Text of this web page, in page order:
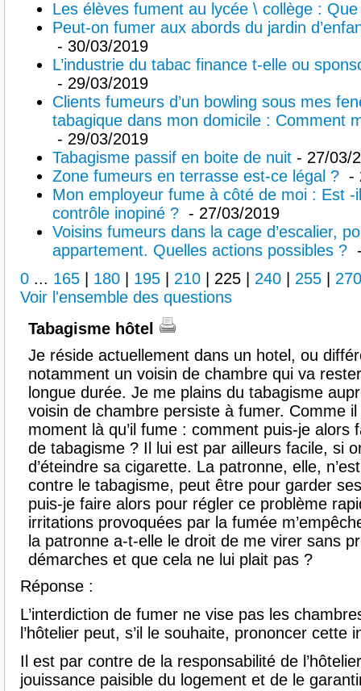
Les élèves fument au lycée \ collège :
Peut-on fumer aux abords du jardin
- 30/03/2019
L’industrie du tabac finance t-elle ou
- 29/03/2019
Clients fumeurs d’un bowling sous mes
tabagique dans mon domicile : Comment
- 29/03/2019
Tabagisme passif en boite de nuit - 27/03/
Zone fumeurs en terrasse est-ce légal ? -
Mon employeur fume à côté de moi : Est
contrôle inopiné ? - 27/03/2019
Voisins fumeurs dans la cage d’escalier,
appartement. Quelles actions possibles ?
0 ... 165 180 195 210 225 240 255
270
Voir l'ensemble des questions
Tabagisme hôtel
Je réside actuellement dans un hotel, ou
notamment un voisin de chambre qui va
longue durée. Je me plains du tabagisme
voisin de chambre persiste à fumer. Comme
moment là qu’il fume : comment puis-je alors
de tabagisme ? Il lui est par ailleurs facile, si
d’éteindre sa cigarette. La patronne, elle,
contre le tabagisme, peut être pour garder
puis-je faire alors pour régler ce problème
irritations provoquées par la fumée
la patronne a-t-elle le droit de me virer sans
démarches et que cela ne lui plait pas ?
Réponse :
L’interdiction de fumer ne vise pas les
l’hôtelier peut, s’il le souhaite, prononcer cette
Il est par contre de la responsabilité de
jouissance paisible du logement et de le